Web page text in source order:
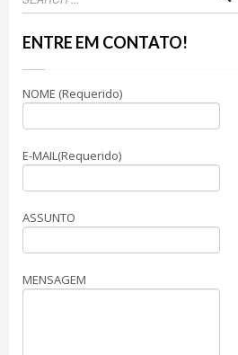
ENTRE EM CONTATO!
NOME (Requerido)
E-MAIL(Requerido)
ASSUNTO
MENSAGEM